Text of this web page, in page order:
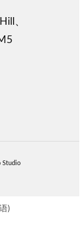
、
Studio
)